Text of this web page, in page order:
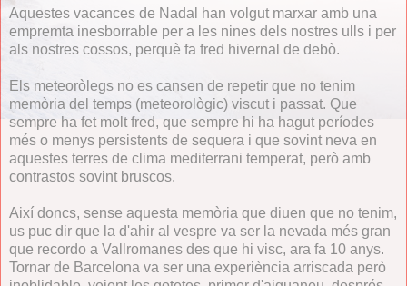
Aquestes vacances de Nadal han volgut marxar amb una
empremta inesborrable per a les nines dels nostres ulls i per
als nostres cossos, perquè fa fred hivernal de debò.
Els meteoròlegs no es cansen de repetir que no tenim
memòria del temps (meteorològic) viscut i passat. Que
sempre ha fet molt fred, que sempre hi ha hagut períodes
més o menys persistents de sequera i que sovint neva en
aquestes terres de clima mediterrani temperat, però amb
contrastos sovint bruscos.
Així doncs, sense aquesta memòria que diuen que no tenim,
us puc dir que la d'ahir al vespre va ser la nevada més gran
que recordo a Vallromanes des que hi visc, ara fa 10 anys.
Tornar de Barcelona va ser una experiència arriscada però